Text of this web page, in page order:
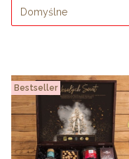
Domyślne
Bestseller